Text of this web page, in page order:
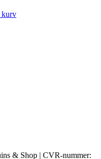
& Shop | CVR-nummer: